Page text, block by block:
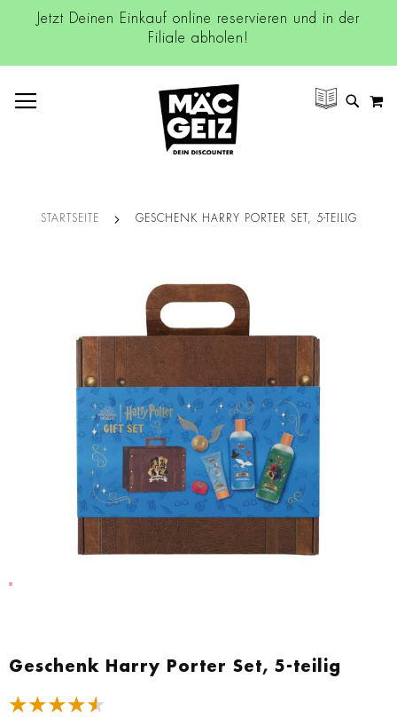
Jetzt Deinen Einkauf online reservieren und in der
Filiale abholen!
SUCHE
STARTSEITE GESCHENK HARRY PORTER SET, 5-TEILIG
Geschenk Harry Porter Set, 5-teilig
★★★★★
Anfang
Bildgalerie